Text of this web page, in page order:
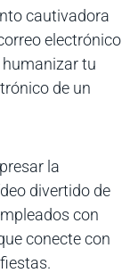
cautivadora
electrónico
humanizar tu
de un
la
divertido de
con
conecte con